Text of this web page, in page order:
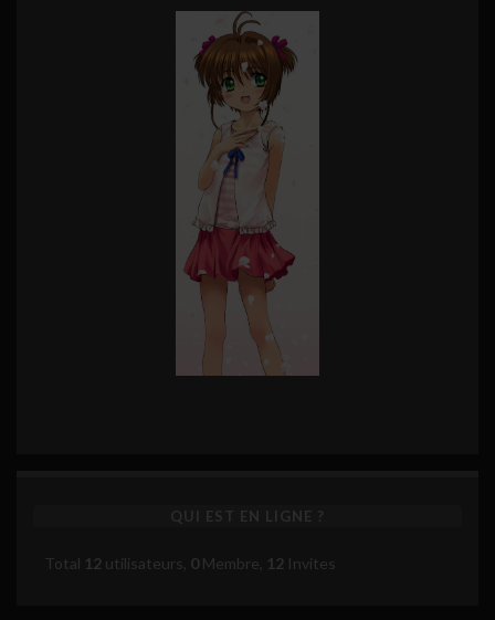
QUI EST EN LIGNE ?
Total 12 utilisateurs, 0 Membre, 12 Invites